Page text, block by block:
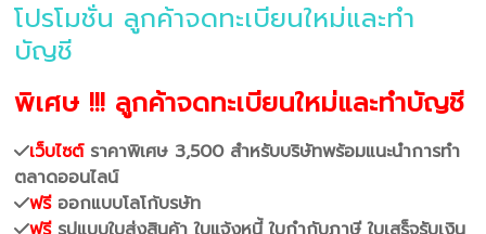
โปรโมชั่น ลูกค้าจดทะเบียนใหม่และทำ
บัญชี
พิเศษ !!! ลูกค้าจดทะเบียนใหม่และทำบัญชี
เว็บไซต์ราคาพิเศษ 3,500 สำหรับบริษัทพร้อมแนะนำการทำ
ตลาดออนไลน์
ฟรีออกแบบโลโก้บรษัท